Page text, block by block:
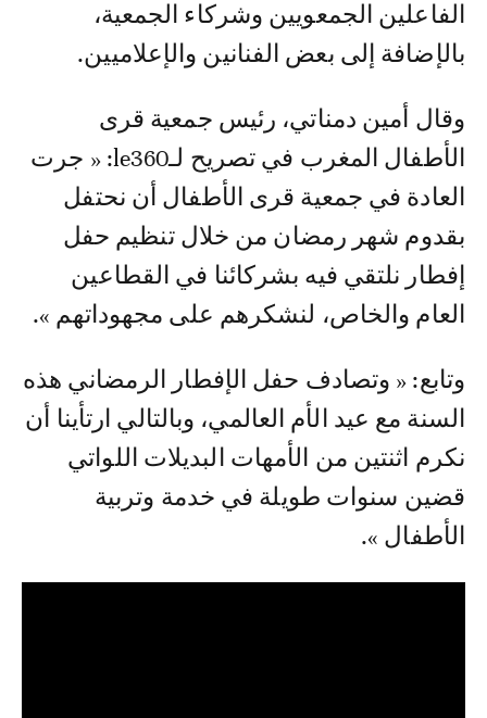
الفاعلين الجمعويين وشركاء الجمعية،
بالإضافة إلى بعض الفنانين والإعلاميين.
وقال أمين دمناتي، رئيس جمعية قرى
الأطفال المغرب في تصريح لـle360: « جرت
العادة في جمعية قرى الأطفال أن نحتفل
بقدوم شهر رمضان من خلال تنظيم حفل
إفطار نلتقي فيه بشركائنا في القطاعين
العام والخاص، لنشكرهم على مجهوداتهم ».
وتابع: « وتصادف حفل الإفطار الرمضاني هذه
السنة مع عيد الأم العالمي، وبالتالي ارتأينا أن
نكرم اثنتين من الأمهات البديلات اللواتي
قضين سنوات طويلة في خدمة وتربية
الأطفال ».